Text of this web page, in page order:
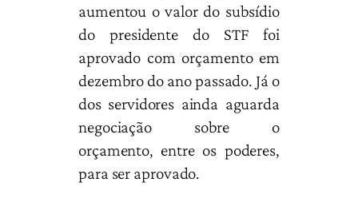
aumentou o valor do subsídio
do presidente do STF foi
aprovado com orçamento em
dezembro do ano passado. Já o
dos servidores ainda aguarda
negociação sobre o
orçamento, entre os poderes,
para ser aprovado.